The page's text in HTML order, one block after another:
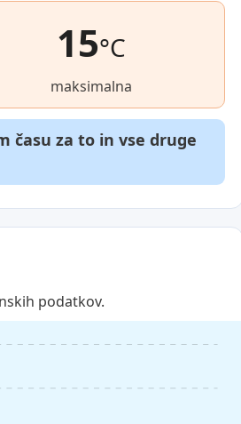
15°C
maksimalna
času za to in vse druge
podatkov.